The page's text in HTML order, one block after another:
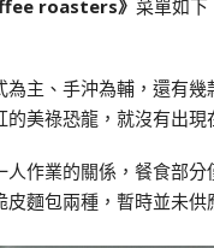
roasters》 菜單如下
為主、手沖為輔，還有
的美祿恐龍，就沒有出現
人作業的關係，餐食部
皮麵包兩種，暫時並未供